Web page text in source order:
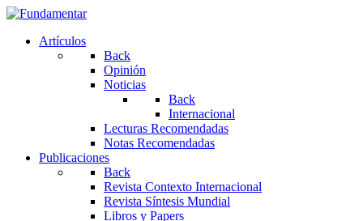
Artículos
Back
Opinión
Noticias
Back
Internacional
Lecturas Recomendadas
Notas Recomendadas
Publicaciones
Back
Revista Contexto Internacional
Revista Síntesis Mundial
Libros y Papers